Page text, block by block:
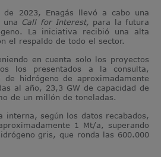
2023, Enagás llevó a cabo una
una Call for Interest, para la futura
La iniciativa recibió una alta
el respaldo de todo el sector.
en cuenta solo los proyectos
los presentados a la consulta,
de hidrógeno de aproximadamente
al año, 23,3 GW de capacidad de
de un millón de toneladas.
interna, según los datos recabados,
1 Mt/a, superando
gris, que ronda las 600.000